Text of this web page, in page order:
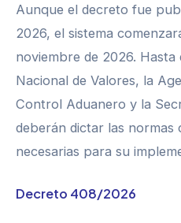
Aunque el decreto fue
2026, el sistema
noviembre de 2026. Hasta
Nacional de Valores, la
Control Aduanero y la
deberán dictar las normas
necesarias para su
Decreto 408/2026